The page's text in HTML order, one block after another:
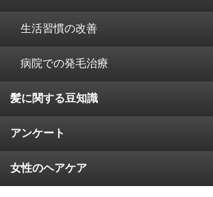
生活習慣の改善
病院での発毛治療
髪に関する豆知識
アンケート
女性のヘアケア